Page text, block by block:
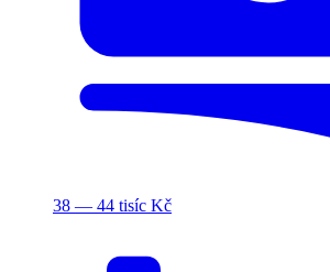
38 — 44 tisíc Kč